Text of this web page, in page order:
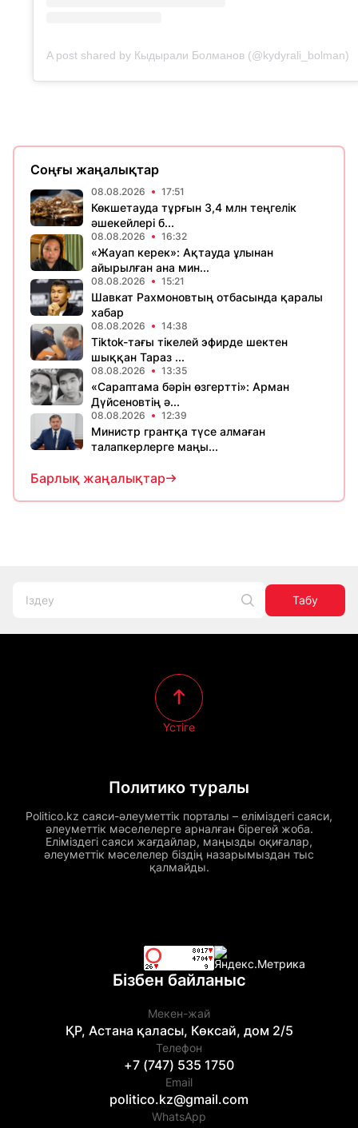
A post shared by Кыдырали Болманов (@kydyrali_bolman)
Соңғы жаңалықтар
08.08.2026 17:51
Көкшетауда тұрғын 3,4 млн теңгелік
әшекейлері б...
08.08.2026 16:32
«Жауап керек»: Ақтауда ұлынан
айырылған ана мин...
08.08.2026 15:21
Шавкат Рахмоновтың отбасында қаралы
хабар
08.08.2026 14:38
Tiktok-тағы тікелей эфирде шектен
шыққан Тараз ...
08.08.2026 13:35
«Сараптама бәрін өзгертті»: Арман
Дүйсеновтің ә...
08.08.2026 12:39
Министр грантқа түсе алмаған
талапкерлерге маңы...
Барлық жаңалықтар
Табу
Политико туралы
Politico.kz саяси-әлеуметтік порталы – еліміздегі саяси,
әлеуметтік мәселелерге арналған бірегей жоба.
Еліміздегі саяси жағдайлар, маңызды оқиғалар,
әлеуметтік мәселелер біздің назарымыздан тыс
қалмайды.
Үстіге
Бізбен байланыс
Мекен-жай
ҚР, Астана қаласы, Көксай, дом 2/5
Телефон
+7 (747) 535 1750
Email
politico.kz@gmail.com
WhatsApp